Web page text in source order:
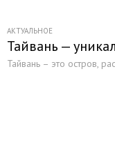
АКТУАЛЬНОЕ
Тайвань —
Тайвань – это остров,